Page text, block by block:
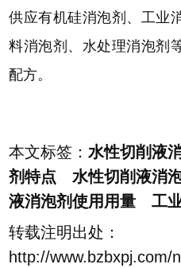
供应有机硅消泡剂、工业
料消泡剂、水处理消泡剂
配方。
本文标签：水性切削液
剂特点 水性切削液消
液消泡剂使用用量 工
转载注明出处：
http://www.bzbxpj.com/